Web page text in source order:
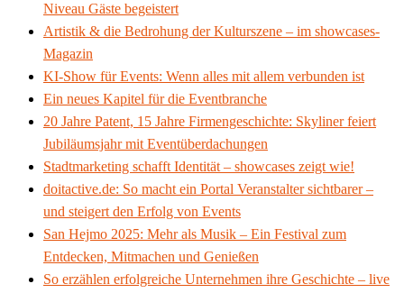
Niveau Gäste begeistert
Artistik & die Bedrohung der Kulturszene – im showcases-
Magazin
KI-Show für Events: Wenn alles mit allem verbunden ist
Ein neues Kapitel für die Eventbranche
20 Jahre Patent, 15 Jahre Firmengeschichte: Skyliner feiert
Jubiläumsjahr mit Eventüberdachungen
Stadtmarketing schafft Identität – showcases zeigt wie!
doitactive.de: So macht ein Portal Veranstalter sichtbarer –
und steigert den Erfolg von Events
San Hejmo 2025: Mehr als Musik – Ein Festival zum
Entdecken, Mitmachen und Genießen
So erzählen erfolgreiche Unternehmen ihre Geschichte – live